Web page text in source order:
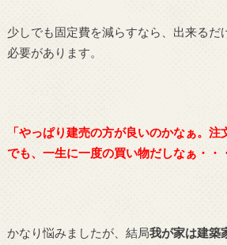
少しでも固定費を減らすなら、出来るだ
必要があります。
「やっぱり建売の方が良いのかなぁ。注
でも、一生に一度の買い物だしなぁ・・
かなり悩みましたが、結局我が家は建築